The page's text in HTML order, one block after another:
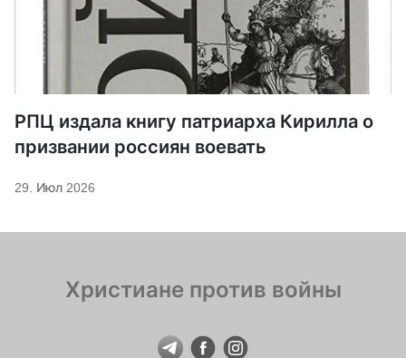
РПЦ издала книгу патриарха Кирилла о
призвании россиян воевать
29. Июл 2026
Христиане против войны